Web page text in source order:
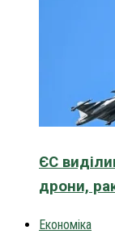
ЄС
дрони,
Економіка